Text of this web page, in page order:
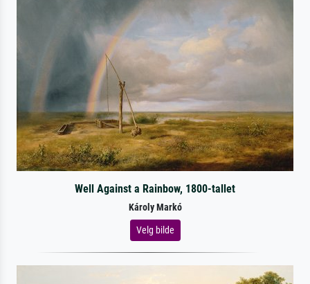
Well Against a Rainbow, 1800-tallet
Károly Markó
Velg bilde